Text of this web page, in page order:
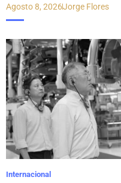
Agosto 8, 2026Jorge Flores
Internacional